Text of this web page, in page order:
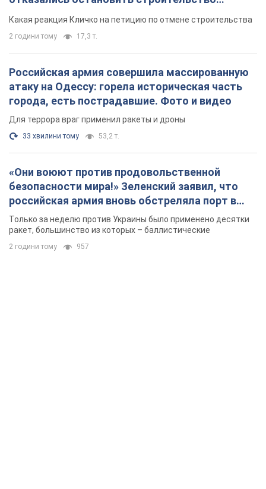
небоскреба "московского верующего"
Какая реакция Кличко на петицию по отмене строительства
2 години тому 17,3 т.
Российская армия совершила массированную
атаку на Одессу: горела историческая часть
города, есть пострадавшие. Фото и видео
Для террора враг применил ракеты и дроны
33 хвилини тому 53,2 т.
«Они воюют против продовольственной
безопасности мира!» Зеленский заявил, что
российская армия вновь обстреляла порт в
Одессе
Только за неделю против Украины было применено десятки
ракет, большинство из которых – баллистические
2 години тому 957